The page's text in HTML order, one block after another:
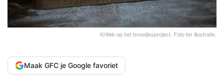
Kritiek op het broodjesproject. Foto ter illustratie.
Maak GFC je Google favoriet